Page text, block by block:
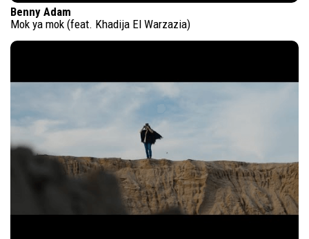
Benny Adam
Mok ya mok (feat. Khadija El Warzazia)